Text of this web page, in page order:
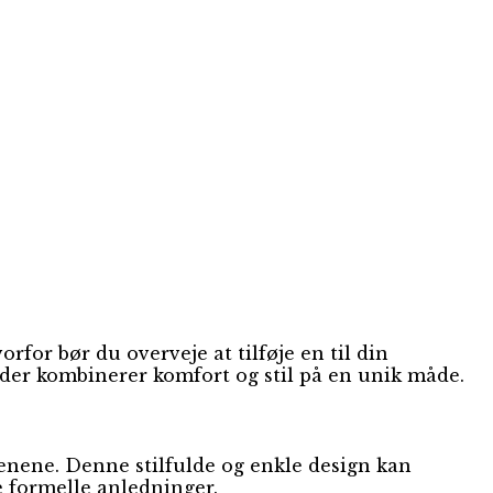
bør du overveje at tilføje en til din
kombinerer komfort og stil på en unik måde.
Denne stilfulde og enkle design kan
formelle anledninger.